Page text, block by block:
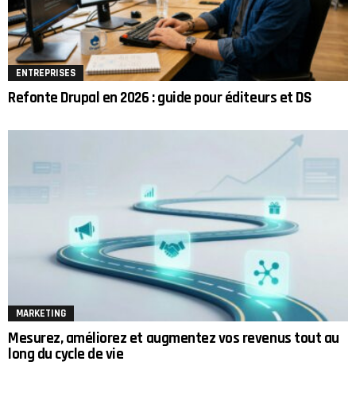
ENTREPRISES
Refonte Drupal en 2026 : guide pour éditeurs et DS
MARKETING
Mesurez, améliorez et augmentez vos revenus tout au
long du cycle de vie